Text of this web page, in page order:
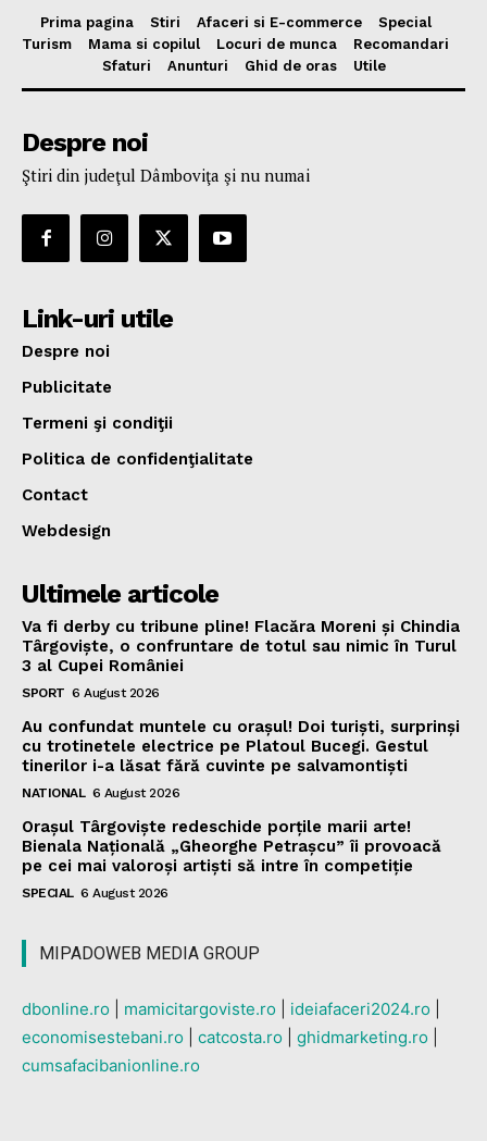
Prima pagina Stiri Afaceri si E-commerce
Special
Turism
Mama si copilul Locuri de munca
Recomandari
Sfaturi
Anunturi Ghid de oras Utile
Despre noi
Ştiri din judeţul Dâmboviţa şi nu numai
Link-uri utile
Despre noi
Publicitate
Termeni şi condiţii
Politica de confidenţialitate
Contact
Webdesign
Ultimele articole
Va fi derby cu tribune pline! Flacăra Moreni și Chindia
Târgoviște, o confruntare de totul sau nimic în Turul
3 al Cupei României
SPORT 6 August 2026
Au confundat muntele cu orașul! Doi turiști, surprinși
cu trotinetele electrice pe Platoul Bucegi. Gestul
tinerilor i-a lăsat fără cuvinte pe salvamontiști
NATIONAL 6 August 2026
Orașul Târgoviște redeschide porțile marii arte!
Bienala Națională „Gheorghe Petrașcu” îi provoacă
pe cei mai valoroși artiști să intre în competiție
SPECIAL 6 August 2026
MIPADOWEB MEDIA GROUP
dbonline.ro mamicitargoviste.ro ideiafaceri2024.ro
economisestebani.ro
catcosta.ro ghidmarketing.ro
cumsafacibanionline.ro